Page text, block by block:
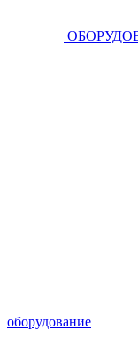
оборудование